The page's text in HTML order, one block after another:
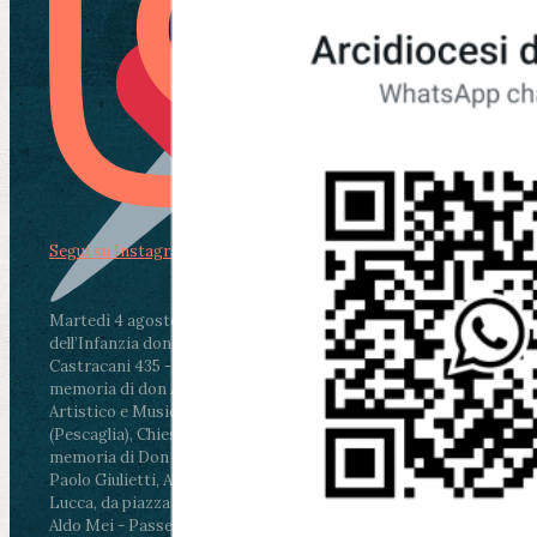
Martedì 4 agosto2026
ore 11:30 - Lucca, Scuola
dell’Infanzia don Aldo Mei - Viale Castruccio
Castracani 435 - Inaugurazione murales in
memoria di don Aldo Mei curato dal Liceo
Artistico e Musicale “Passaglia”
ore 18 - Fiano
(Pescaglia), Chiesa parrocchiale - Messa in
memoria di Don Aldo Mei celebrata da mons.
Paolo Giulietti, Arcivescovo di Lucca
ore 20.30 -
Lucca, da piazza San Michele al Cippo di don
Aldo Mei - Passeggiata della Memoria in alcuni
Segui su Instagram